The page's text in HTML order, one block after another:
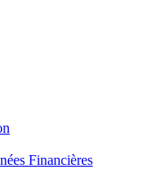
Financières